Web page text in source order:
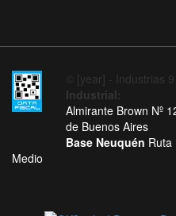
© [year] - Industrias
Industrial:
Almirante Brown Nº
de Buenos Aires
Base Neuquén Ruta
Medio